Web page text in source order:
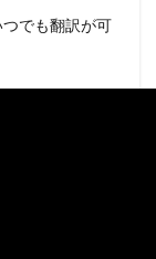
でも翻訳が可